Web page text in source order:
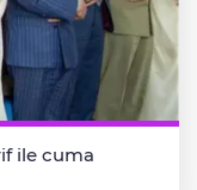
ile cuma